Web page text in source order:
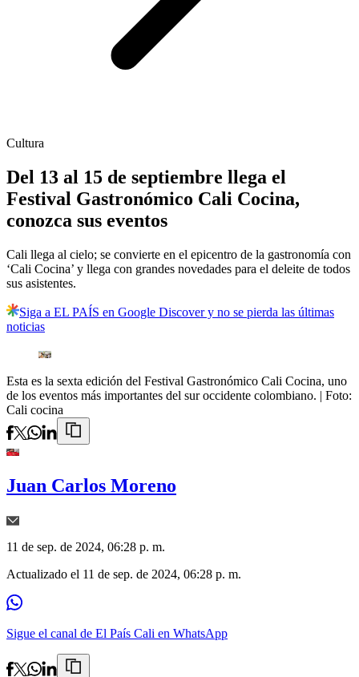
Cultura
Del 13 al 15 de septiembre llega el
Festival Gastronómico Cali Cocina,
conozca sus eventos
Cali llega al cielo; se convierte en el epicentro de la gastronomía con
‘Cali Cocina’ y llega con grandes novedades para el deleite de todos
sus asistentes.
Siga a EL PAÍS en Google Discover y no se pierda las últimas
noticias
Esta es la sexta edición del Festival Gastronómico Cali Cocina, uno
de los eventos más importantes del sur occidente colombiano. | Foto:
Cali cocina
Juan Carlos Moreno
11 de sep. de 2024, 06:28 p. m.
Actualizado el 11 de sep. de 2024, 06:28 p. m.
Sigue el canal de El País Cali en WhatsApp